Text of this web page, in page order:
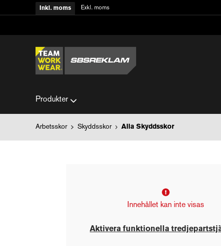
Inkl. moms Exkl. moms
Produkter
Arbetsskor Skyddsskor Alla Skyddsskor
Innehållet kan inte visas
Aktivera funktionella